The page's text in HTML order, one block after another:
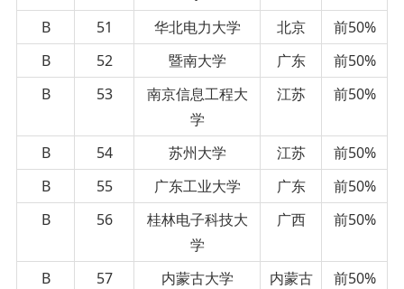
B 51 华北电力大学 北京
前50%
B
52 暨南大学 广东
前50%
B
53
南京信息工程大
学
江苏 前50%
B 54 苏州大学 江苏
前50%
B
55 广东工业大学 广东
前50%
B
56
桂林电子科技大
学
广西 前50%
B 57 内蒙古大学 内蒙古
前50%